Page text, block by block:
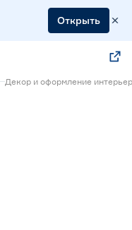
Открыть
Декор и оформление